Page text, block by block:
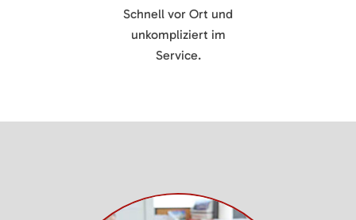
Schnell vor Ort und
unkompliziert im
Service.